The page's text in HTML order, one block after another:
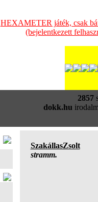
HEXAMETER játék, csak
(bejelentkezett
2857
dokk.hu
SzakállasZsolt
stramm.